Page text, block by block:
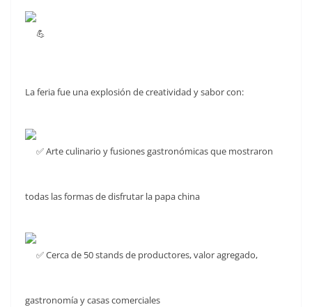
La feria fue una explosión de creatividad y sabor con:
Arte culinario y fusiones gastronómicas que mostraron
todas las formas de disfrutar la papa china
Cerca de 50 stands de productores, valor agregado,
gastronomía y casas comerciales